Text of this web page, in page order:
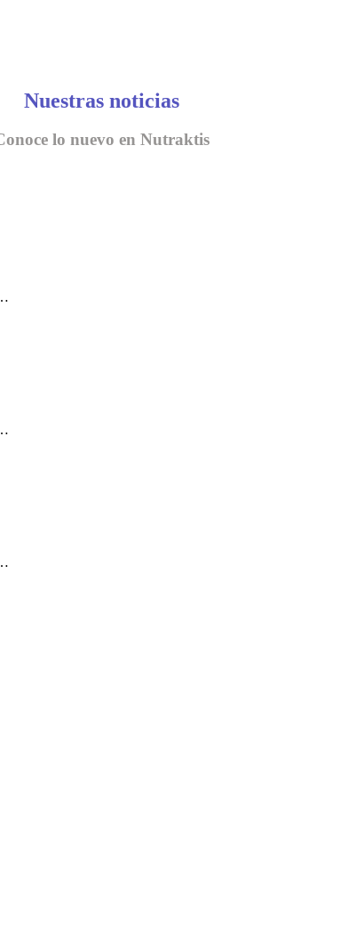
Nuestras noticias
lo nuevo en Nutraktis